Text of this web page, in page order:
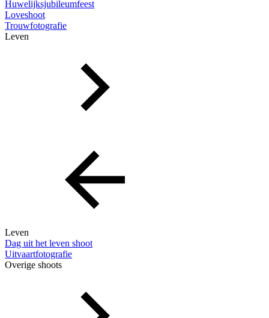
Huwelijksjubileumfeest
Loveshoot
Trouwfotografie
Leven
Leven
Dag uit het leven shoot
Uitvaartfotografie
Overige shoots